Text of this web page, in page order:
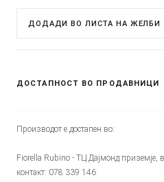
ДОДАДИ ВО ЛИСТА НА ЖЕЛБИ
ДОСТАПНОСТ ВО ПРОДАВНИЦИ
Производот е достапен во:
Fiorella Rubino - ТЦ Дајмонд приземје,
контакт: 078 339 146